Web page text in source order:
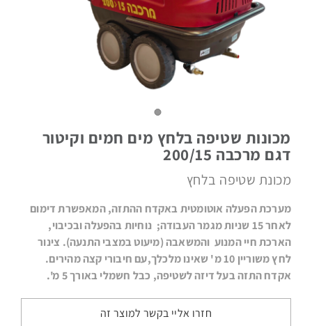
שואבי
תעשייתיים
מכונות שטיפה בלחץ מים חמים וקיטור
דגם מרכבה 200/15
מכונת שטיפה בלחץ
מערכת הפעלה אוטומטית באקדח ההתזה, המאפשרת דימום
לאחר 15 שניות מגמר העבודה; נוחיות בהפעלה ובכיבוי,
הארכת חיי המנוע והמשאבה (מיעוט במצבי התנעה). צינור
לחץ משוריין 10 מ' שאינו מלכלך,עם חיבורי קצה מהירים.
אקדח התזה בעל דיזה לשטיפה, כבל חשמלי באורך 5 מ'.
חזרו אליי בקשר למוצר זה